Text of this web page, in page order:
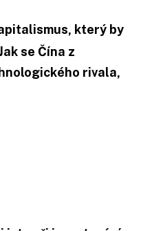
který by
se Čína z
rivala,